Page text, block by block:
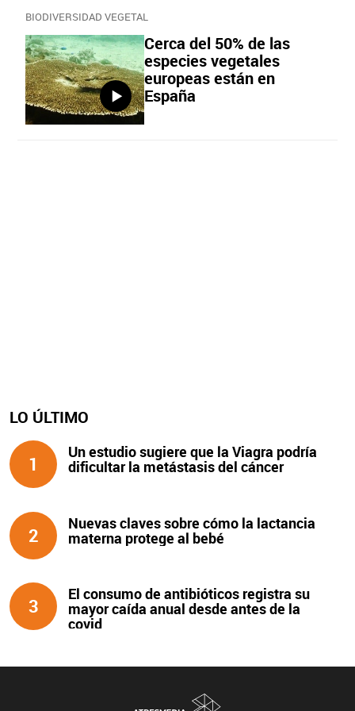
BIODIVERSIDAD VEGETAL
Cerca del 50% de las
especies vegetales
europeas están en
España
LO ÚLTIMO
1
Un estudio sugiere que la Viagra podría
dificultar la metástasis del cáncer
2
Nuevas claves sobre cómo la lactancia
materna protege al bebé
3
El consumo de antibióticos registra su
mayor caída anual desde antes de la
covid